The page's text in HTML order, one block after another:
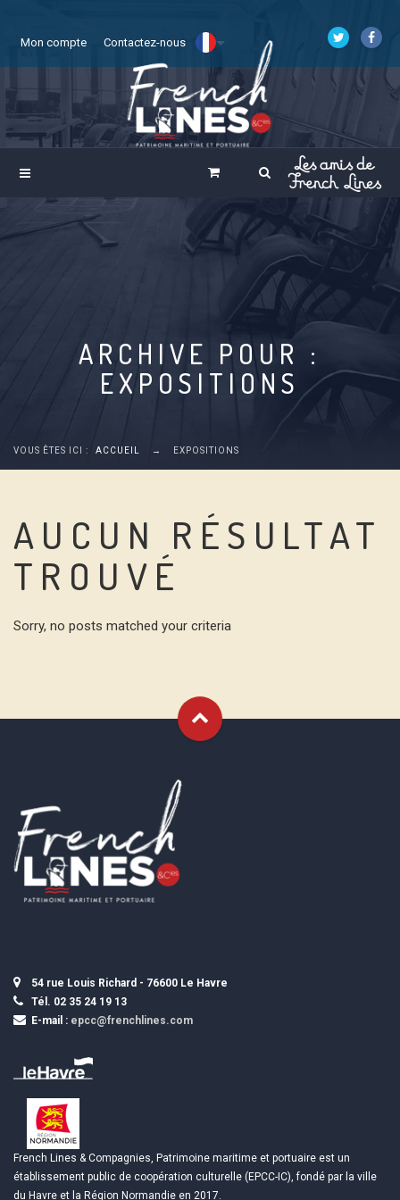
Mon compte Contactez-nous
ARCHIVE POUR :
EXPOSITIONS
VOUS ÊTES ICI : ACCUEIL → EXPOSITIONS
AUCUN RÉSULTAT
TROUVÉ
Sorry, no posts matched your criteria
54 rue Louis Richard - 76600 Le Havre
Tél. 02 35 24 19 13
E-mail : epcc@frenchlines.com
French Lines & Compagnies, Patrimoine maritime et portuaire est un
établissement public de coopération culturelle (EPCC-IC), fondé par la ville
du Havre et la Région Normandie en 2017.